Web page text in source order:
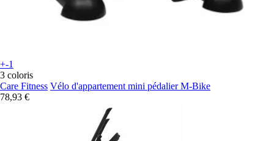
+-1
3 coloris
Care Fitness Vélo d'appartement mini pédalier M-Bike
78,93 €